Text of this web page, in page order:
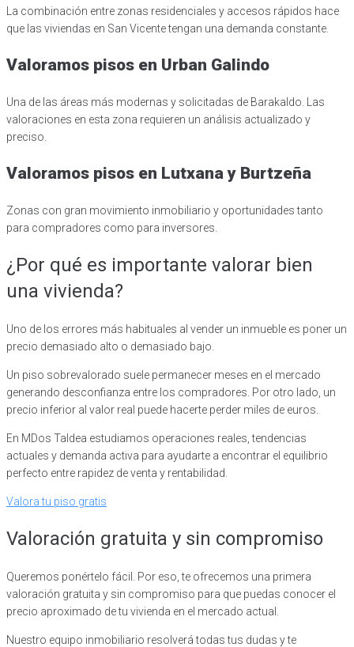
La combinación entre zonas residenciales y accesos rápidos hace
que las viviendas en San Vicente tengan una demanda constante.
Valoramos pisos en Urban Galindo
Una de las áreas más modernas y solicitadas de Barakaldo. Las
valoraciones en esta zona requieren un análisis actualizado y
preciso.
Valoramos pisos en Lutxana y Burtzeña
Zonas con gran movimiento inmobiliario y oportunidades tanto
para compradores como para inversores.
¿Por qué es importante valorar bien
una vivienda?
Uno de los errores más habituales al vender un inmueble es poner un
precio demasiado alto o demasiado bajo.
Un piso sobrevalorado suele permanecer meses en el mercado
generando desconfianza entre los compradores. Por otro lado, un
precio inferior al valor real puede hacerte perder miles de euros.
En MDos Taldea estudiamos operaciones reales, tendencias
actuales y demanda activa para ayudarte a encontrar el equilibrio
perfecto entre rapidez de venta y rentabilidad.
Valora tu piso gratis
Valoración gratuita y sin compromiso
Queremos ponértelo fácil. Por eso, te ofrecemos una primera
valoración gratuita y sin compromiso para que puedas conocer el
precio aproximado de tu vivienda en el mercado actual.
Nuestro equipo inmobiliario resolverá todas tus dudas y te